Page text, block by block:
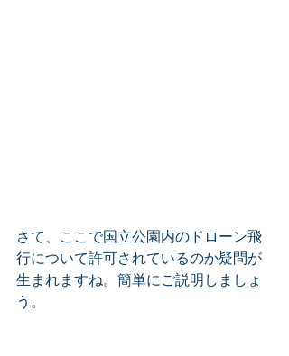
さて、ここで国立公園内のドローン飛
行について許可されているのか疑問が
生まれますね。簡単にご説明しましょ
う。